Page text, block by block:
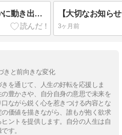
朝が変わった日、人生が静かに動き出した
3ヶ月前
きと前向きな変化
を通じて、人生の好転を応援しま
豊かさや、自分自身の意思で未来を
ながら鋭く心を惹きつける内容とな
価値を描きながら、誰もが抱く欲求
ントを提供します。自分の人生は自
す。